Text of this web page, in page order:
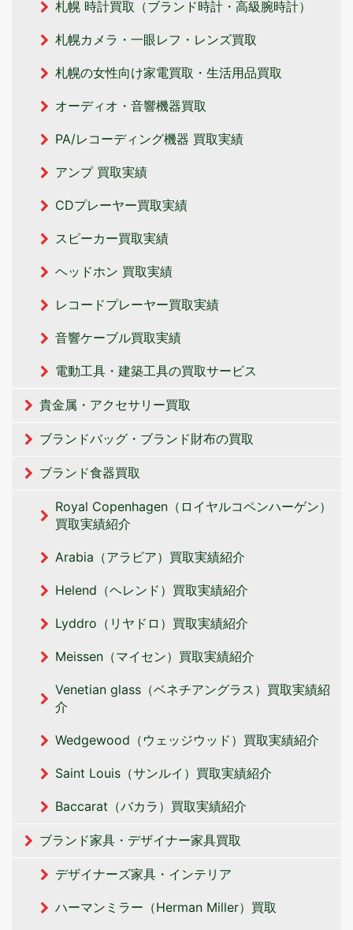
札幌 時計買取（ブランド時計・高級腕時計）
札幌カメラ・一眼レフ・レンズ買取
札幌の女性向け家電買取・生活用品買取
オーディオ・音響機器買取
PA/レコーディング機器 買取実績
アンプ 買取実績
CDプレーヤー買取実績
スピーカー買取実績
ヘッドホン 買取実績
レコードプレーヤー買取実績
音響ケーブル買取実績
電動工具・建築工具の買取サービス
貴金属・アクセサリー買取
ブランドバッグ・ブランド財布の買取
ブランド食器買取
Royal Copenhagen（ロイヤルコペンハーゲン）
買取実績紹介
Arabia（アラビア）買取実績紹介
Helend（ヘレンド）買取実績紹介
Lyddro（リヤドロ）買取実績紹介
Meissen（マイセン）買取実績紹介
Venetian glass（ベネチアングラス）買取実績紹
介
Wedgewood（ウェッジウッド）買取実績紹介
Saint Louis（サンルイ）買取実績紹介
Baccarat（バカラ）買取実績紹介
ブランド家具・デザイナー家具買取
デザイナーズ家具・インテリア
ハーマンミラー（Herman Miller）買取